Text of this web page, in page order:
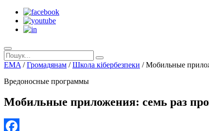
EMA /Громадянам /Школа кібербезпеки /Мобильные
Вредоносные программы
Мобильные приложения: семь раз